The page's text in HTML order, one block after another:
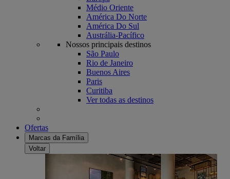
Médio Oriente
América Do Norte
América Do Sul
Austrália-Pacífico
Nossos principais destinos
São Paulo
Rio de Janeiro
Buenos Aires
Paris
Curitiba
Ver todas as destinos
Ofertas
Marcas da Família
Voltar